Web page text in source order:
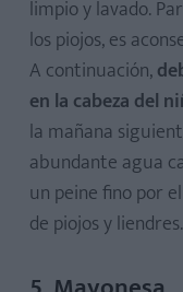
limpio y lavado.
los piojos, es
A continuación,
en la cabeza del
la mañana
abundante agua
un peine fino por
de piojos y liendres.